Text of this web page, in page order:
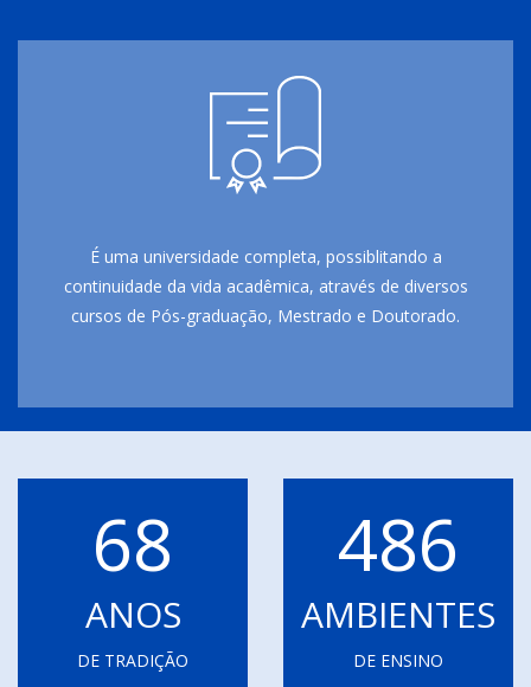
É uma universidade completa, possiblitando a
continuidade da vida acadêmica, através de diversos
cursos de Pós-graduação, Mestrado e Doutorado.
68
ANOS
DE TRADIÇÃO
486
AMBIENTES
DE ENSINO